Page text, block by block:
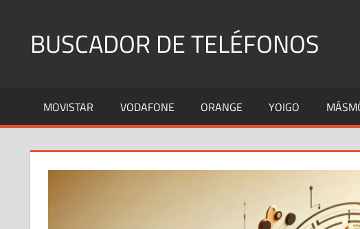
contenidoBUSCADOR DE TELÉFONOS
Fijos
y
MOVISTAR VODAFONE ORANGE YOIGO